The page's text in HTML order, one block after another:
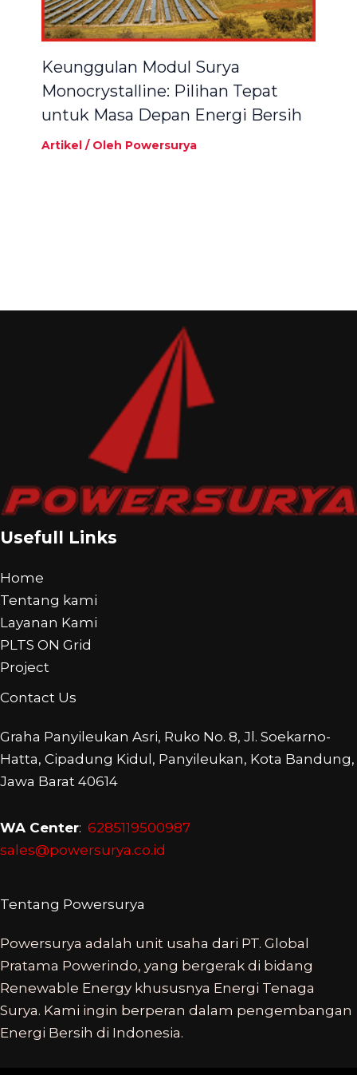
Keunggulan Modul Surya
Monocrystalline: Pilihan Tepat
untuk Masa Depan Energi Bersih
Artikel/ Oleh Powersurya
Usefull Links
Home
Tentang kami
Layanan Kami
PLTS ON Grid
Project
Contact Us
Graha Panyileukan Asri, Ruko No. 8, Jl. Soekarno-
Hatta, Cipadung Kidul, Panyileukan, Kota Bandung,
Jawa Barat 40614
WA Center: 6285119500987
sales@powersurya.co.id
Tentang Powersurya
Powersurya adalah unit usaha dari PT. Global
Pratama Powerindo, yang bergerak di bidang
Renewable Energy khususnya Energi Tenaga
Surya. Kami ingin berperan dalam pengembangan
Energi Bersih di Indonesia.